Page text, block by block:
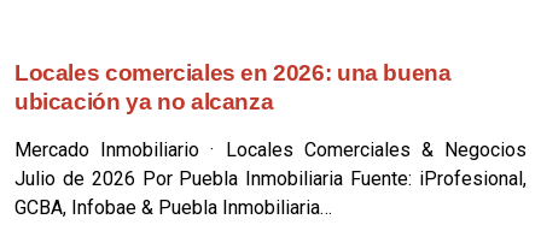
Locales comerciales en 2026: una buena
ubicación ya no alcanza
Mercado Inmobiliario · Locales Comerciales & Negocios
Julio de 2026 Por Puebla Inmobiliaria Fuente: iProfesional,
GCBA, Infobae & Puebla Inmobiliaria…